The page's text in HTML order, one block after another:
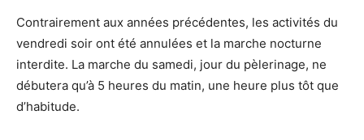
Contrairement aux années précédentes, les activités du
vendredi soir ont été annulées et la marche nocturne
interdite. La marche du samedi, jour du pèlerinage, ne
débutera qu’à 5 heures du matin, une heure plus tôt que
d’habitude.